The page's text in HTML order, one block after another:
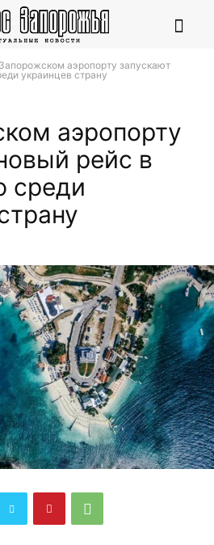
аэропорту запускают
украинцев страну
аэропорту
рейс в
среди